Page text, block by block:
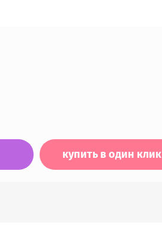
купить в один клик